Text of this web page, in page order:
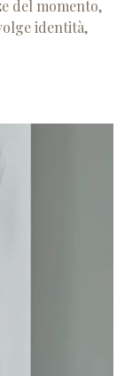
del momento,
identità,